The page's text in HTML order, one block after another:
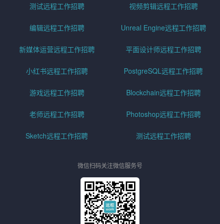
测试远程工作招聘 视频剪辑远程工作招聘
编辑远程工作招聘 Unreal Engine远程工作招聘
新媒体运营远程工作招聘 平面设计师远程工作招聘
小红书远程工作招聘 PostgreSQL远程工作招聘
游戏远程工作招聘 Blockchain远程工作招聘
老师远程工作招聘 Photoshop远程工作招聘
Sketch远程工作招聘 测试远程工作招聘
微信扫码关注微信服务号